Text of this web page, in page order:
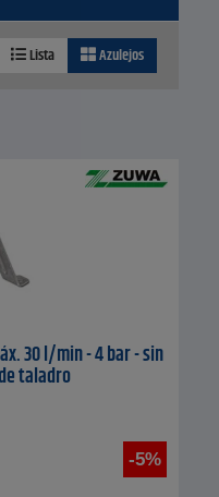
Lista Azulejos
30 l/min - 4 bar - sin
taladro
-5%